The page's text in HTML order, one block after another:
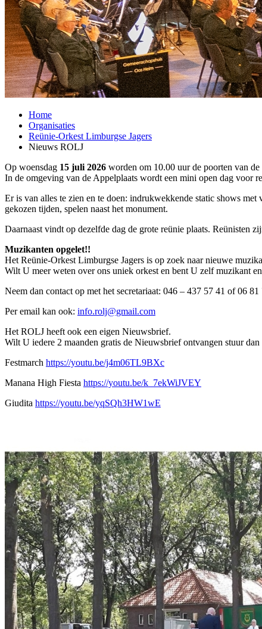
Home
Organisaties
Reünie-Orkest Limburgse Jagers
Nieuws ROLJ
Op woensdag 15 juli 2026 worden om 10.00 uur de poorten van
In de omgeving van de Appelplaats wordt een mini open dag voor
Er is van alles te zien en te doen: indrukwekkende static shows
gekozen tijden, spelen naast het monument.
Daarnaast vindt op dezelfde dag de grote reünie plaats. Reünisten
Muzikanten opgelet!!
Het Reünie-Orkest Limburgse Jagers is op zoek naar nieuwe
Wilt U meer weten over ons uniek orkest en bent U zelf muzikant
Neem dan contact op met het secretariaat: 046 – 437 57 41 of 06 81
Per email kan ook: info.rolj@gmail.com
Het ROLJ heeft ook een eigen Nieuwsbrief.
Wilt U iedere 2 maanden gratis de Nieuwsbrief ontvangen stuur dan
Festmarch https://youtu.be/j4m06TL9BXc
Manana High Fiesta https://youtu.be/k_7ekWiJVEY
Giudita https://youtu.be/yqSQh3HW1wE